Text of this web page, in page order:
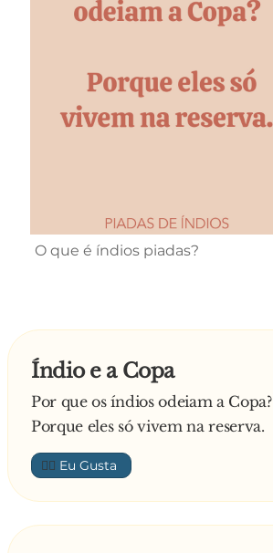
O que é índios piadas?
Índio e a Copa
Por que os índios odeiam a Copa?
Porque eles só vivem na reserva.
👍🏼